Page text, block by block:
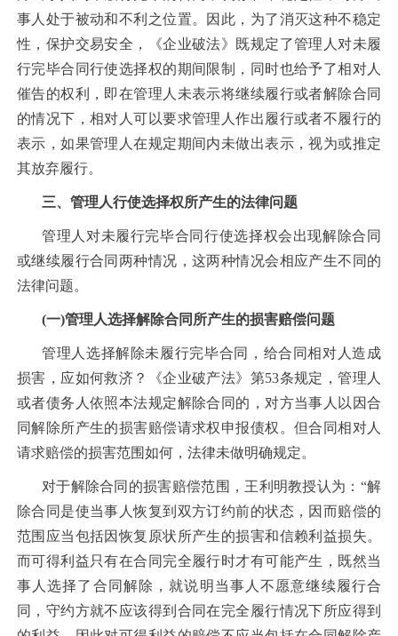
事人处于被动和不利之位置。因此，为了消灭这种不稳定
性，保护交易安全，《企业破法》既规定了管理人对未履
行完毕合同行使选择权的期间限制，同时也给予了相对人
催告的权利，即在管理人未表示将继续履行或者解除合同
的情况下，相对人可以要求管理人作出履行或者不履行的
表示，如果管理人在规定期间内未做出表示，视为或推定
其放弃履行。
三、管理人行使选择权所产生的法律问题
管理人对未履行完毕合同行使选择权会出现解除合同
或继续履行合同两种情况，这两种情况会相应产生不同的
法律问题。
(一)管理人选择解除合同所产生的损害赔偿问题
管理人选择解除未履行完毕合同，给合同相对人造成
损害，应如何救济？《企业破产法》第53条规定，管理人
或者债务人依照本法规定解除合同的，对方当事人以因合
同解除所产生的损害赔偿请求权申报债权。但合同相对人
请求赔偿的损害范围如何，法律未做明确规定。
对于解除合同的损害赔偿范围，王利明教授认为：“解
除合同是使当事人恢复到双方订约前的状态，因而赔偿的
范围应当包括因恢复原状所产生的损害和信赖利益损失。
而可得利益只有在合同完全履行时才有可能产生，既然当
事人选择了合同解除，就说明当事人不愿意继续履行合
同，守约方就不应该得到合同在完全履行情况下所应得到